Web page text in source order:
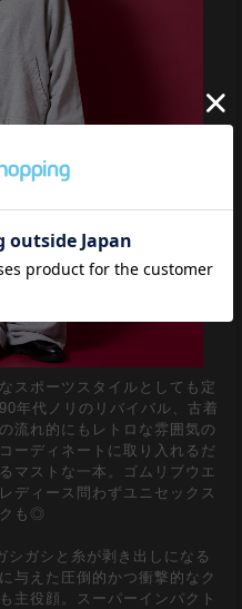
スポーツスタイルとしても定
年代ノリのリバイバル、古着
流れ的にもレトロな雰囲気の
ーディネートに取り入れるだ
マストな一本。ゴムリブウエ
ディース問わずユニセックス
も◎
ガシと糸が剥き出しになる
与えた圧倒的かつ衝撃的なク
主役顔。スーパーインパクト